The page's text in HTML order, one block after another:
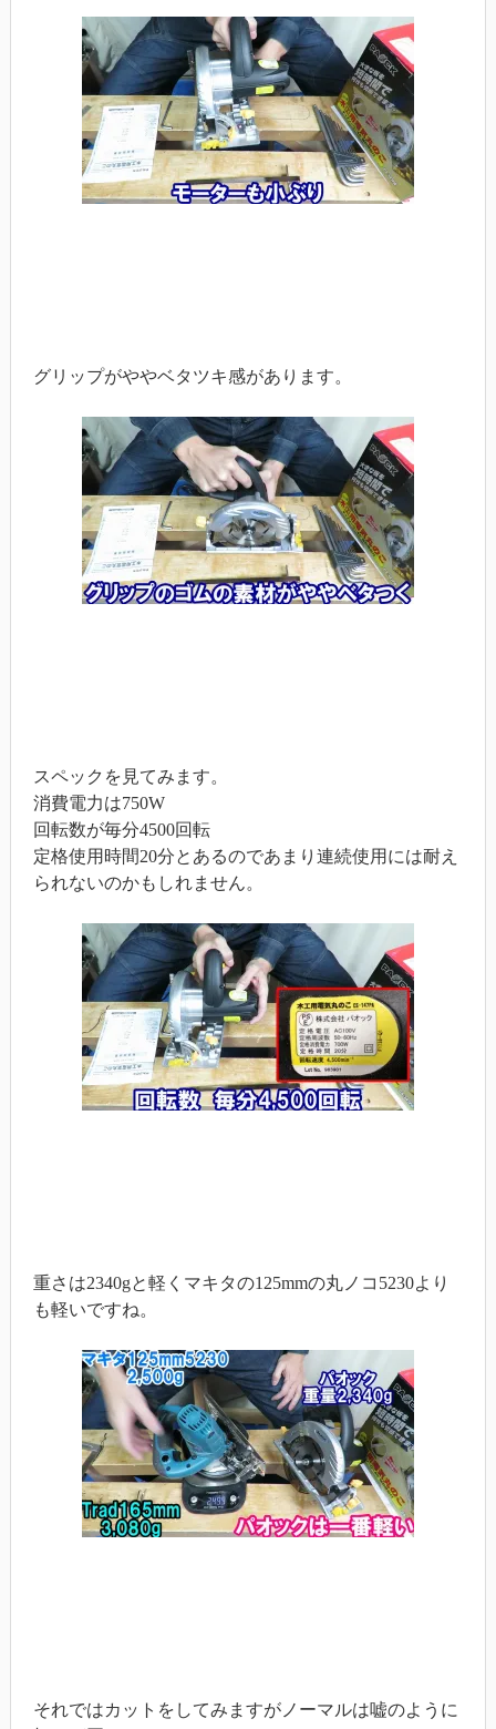
グリップがややベタツキ感があります。
スペックを見てみます。
消費電力は750W
回転数が毎分4500回転
定格使用時間20分とあるのであまり連続使用には耐え
られないのかもしれません。
重さは2340gと軽くマキタの125mmの丸ノコ5230より
も軽いですね。
それではカットをしてみますがノーマルは嘘のように